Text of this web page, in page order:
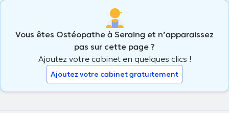
Vous êtes Ostéopathe à Seraing et n’apparaissez
pas sur cette page ?
Ajoutez votre cabinet en quelques clics !
Ajoutez votre cabinet gratuitement